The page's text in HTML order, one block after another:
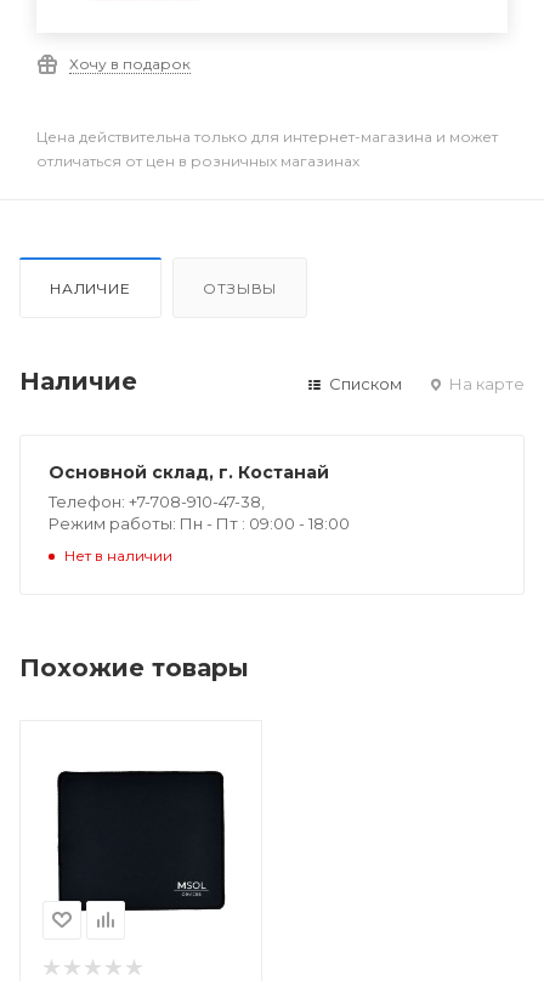
Хочу в подарок
Цена действительна только для интернет-магазина и может
отличаться от цен в розничных магазинах
НАЛИЧИЕ ОТЗЫВЫ
Наличие Списком На карте
Основной склад, г. Костанай
Телефон: +7-708-910-47-38,
Режим работы: Пн - Пт : 09:00 - 18:00
Нет в наличии
Похожие товары